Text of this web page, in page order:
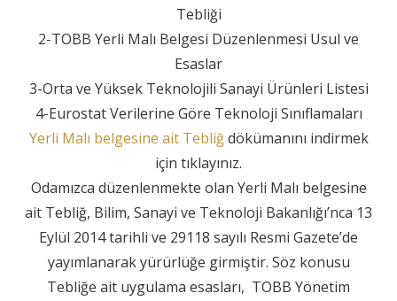
Tebliği
2-TOBB Yerli Malı Belgesi Düzenlenmesi Usul ve
Esaslar
3-Orta ve Yüksek Teknolojili Sanayi Ürünleri Listesi
4-Eurostat Verilerine Göre Teknoloji Sınıflamaları
Yerli Malı belgesine ait Tebliğdökümanını indirmek
için tıklayınız.
Odamızca düzenlenmekte olan Yerli Malı belgesine
ait Tebliğ, Bilim, Sanayi ve Teknoloji Bakanlığı’nca 13
Eylül 2014 tarihli ve 29118 sayılı Resmi Gazete’de
yayımlanarak yürürlüğe girmiştir. Söz konusu
Tebliğe ait uygulama esasları, TOBB Yönetim